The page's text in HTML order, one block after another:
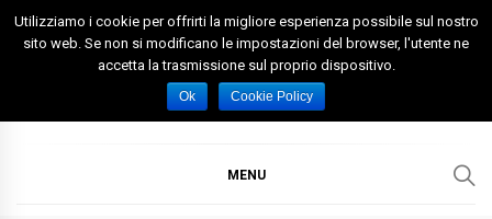
Skip
Spazio Foggia
Foggia News Calcio Eventi e Attività nella Capitanata
MENU
Utilizziamo i cookie per offrirti la migliore esperienza possibile sul nostro
sito web. Se non si modificano le impostazioni del browser, l'utente ne
accetta la trasmissione sul proprio dispositivo.
Ok Cookie Policy